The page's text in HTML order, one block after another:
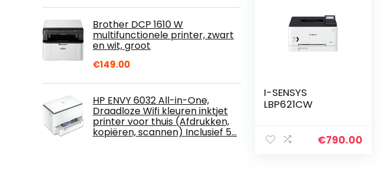
Brother DCP 1610 W
multifunctionele printer, zwart
en wit, groot
€149.00
HP ENVY 6032 All-in-One,
Draadloze Wifi kleuren inktjet
printer voor thuis (Afdrukken,
kopiëren, scannen) Inclusief 5…
I-SENSYS
LBP621CW
€790.00